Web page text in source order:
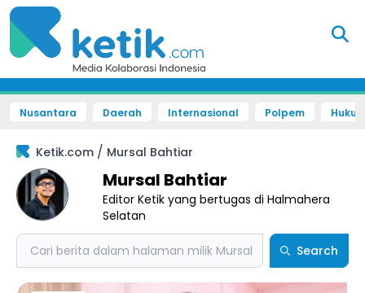
Nusantara Daerah Internasional Polpem
Ketik.com / Mursal Bahtiar
Mursal Bahtiar
Editor Ketik yang bertugas di Halmahera
Selatan
Search Search